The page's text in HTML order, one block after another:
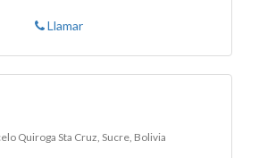
Llamar
Quiroga Sta Cruz, Sucre, Bolivia